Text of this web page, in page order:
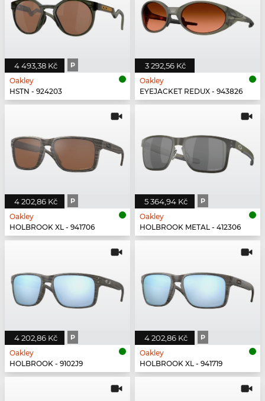
4 493,38 Kč P
Oakley
HSTN - 924203
3 292,56 Kč
Oakley
EYEJACKET REDUX - 943826
4 202,86 Kč P
Oakley
HOLBROOK XL - 941706
5 364,94 Kč P
Oakley
HOLBROOK METAL - 412306
4 202,86 Kč P
Oakley
HOLBROOK - 9102J9
4 202,86 Kč P
Oakley
HOLBROOK XL - 941719